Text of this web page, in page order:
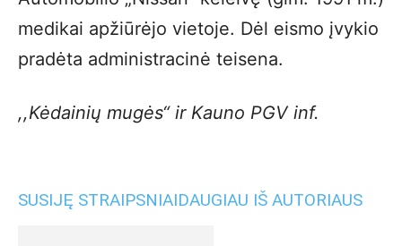
medikai apžiūrėjo vietoje. Dėl eismo įvykio
pradėta administracinė teisena.
,,Kėdainių mugės“ ir Kauno PGV inf.
SUSIJĘ STRAIPSNIAIDAUGIAU IŠ AUTORIAUS